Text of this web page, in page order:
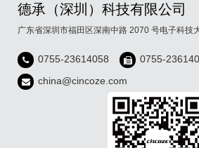
德承（深圳）科技有限公司
广东省深圳市福田区深南中路 2070 号电子科技
0755-23614058
0755-
china@cincoze.com